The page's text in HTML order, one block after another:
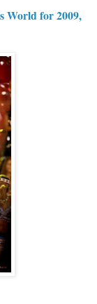
World for 2009,